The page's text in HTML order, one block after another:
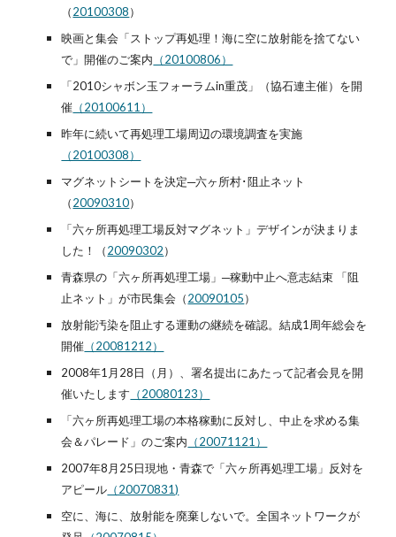
（20100308）
映画と集会「ストップ再処理！海に空に放射能を捨てない
で」開催のご案内 （20100806）
「2010シャボン玉フォーラムin重茂」（協石連主催）を開
催 （20100611）
昨年に続いて再処理工場周辺の環境調査を実施
（20100308）
マグネットシートを決定─六ヶ所村･阻止ネット
（20090310）
「六ヶ所再処理工場反対マグネット」デザインが決まりま
した！（20090302）
青森県の「六ヶ所再処理工場」─稼動中止へ意志結束 「阻
止ネット」が市民集会（20090105）
放射能汚染を阻止する運動の継続を確認。結成1周年総会を
開催 （20081212）
2008年1月28日（月）、署名提出にあたって記者会見を開
催いたします （20080123）
「六ヶ所再処理工場の本格稼動に反対し、中止を求める集
会＆パレード」のご案内 （20071121）
2007年8月25日現地・青森で「六ヶ所再処理工場」反対を
アピール （20070831)
空に、海に、放射能を廃棄しないで。全国ネットワークが